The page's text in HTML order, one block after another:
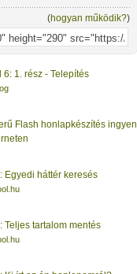
(hogyan működik?)
6: 1. rész - Telepítés
Flash honlapkészítés ingyen
Egyedi háttér keresés
Teljes tartalom mentés